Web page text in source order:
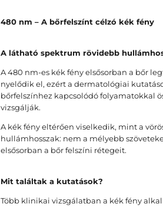
480 nm – A bőrfelszínt célzó kék fény
A látható spektrum rövidebb
A 480 nm-es kék fény elsősorban a bőr
nyelődik el, ezért a dermatológiai
bőrfelszínhez kapcsolódó folyamatokkal
vizsgálják.
A kék fény eltérően viselkedik, mint a
hullámhosszak: nem a mélyebb
elsősorban a bőr felszíni rétegeit.
Mit találtak a kutatások?
Több klinikai vizsgálatban a kék fény